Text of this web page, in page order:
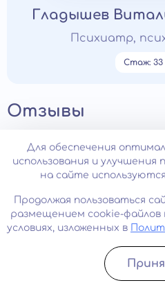
Гладышев
Психиатр,
Стаж: 33
Отзывы
Все
Записатьcя
Для обеспечения
использования и улучшения
на сайте
Продолжая пользоваться
размещением cookie-
условиях, изложенных в